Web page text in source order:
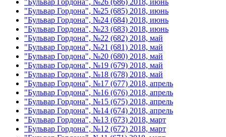
"Бульвар Гордона", №25 (685) 2018, июнь
"Бульвар Гордона", №24 (684) 2018, июнь
"Бульвар Гордона", №23 (683) 2018, июнь
"Бульвар Гордона", №22 (682) 2018, май
"Бульвар Гордона", №21 (681) 2018, май
"Бульвар Гордона", №20 (680) 2018, май
"Бульвар Гордона", №19 (679) 2018, май
"Бульвар Гордона", №18 (678) 2018, май
"Бульвар Гордона", №17 (677) 2018, апрель
"Бульвар Гордона", №16 (676) 2018, апрель
"Бульвар Гордона", №15 (675) 2018, апрель
"Бульвар Гордона", №14 (674) 2018, апрель
"Бульвар Гордона", №13 (673) 2018, март
"Бульвар Гордона", №12 (672) 2018, март